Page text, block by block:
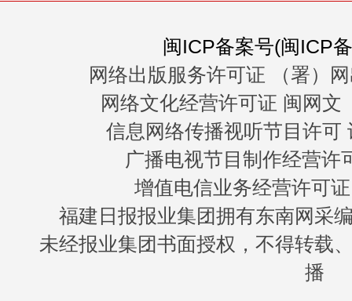
闽ICP备案号(闽ICP
网络出版服务许可证 （署）
网络文化经营许可证 闽网文
信息网络传播视听节目许可
广播电视节目制作经营许
增值电信业务经营许可
福建日报报业集团拥有东南网采
未经报业集团书面授权，不得转载
播